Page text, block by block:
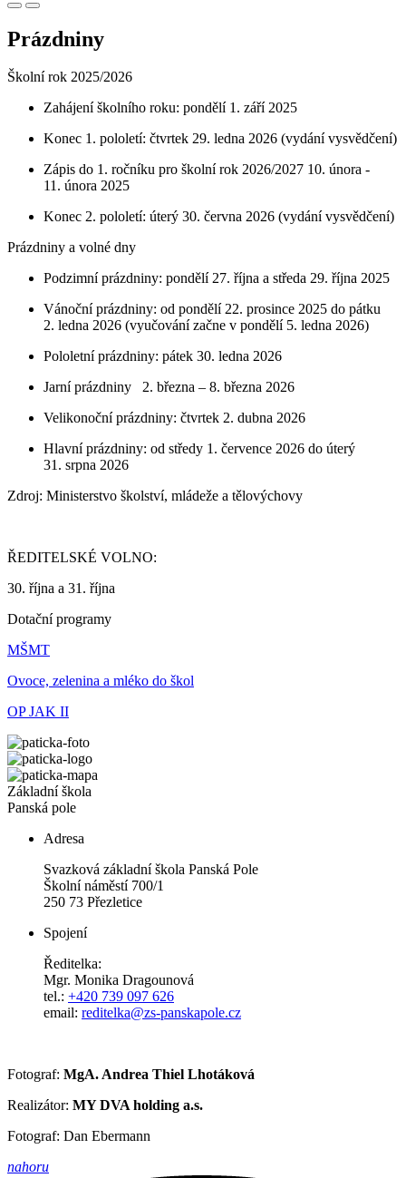
Prázdniny
Školní rok 2025/2026
Zahájení školního roku: pondělí 1. září 2025
Konec 1. pololetí: čtvrtek 29. ledna 2026 (vydání vysvědčení)
Zápis do 1. ročníku pro školní rok 2026/2027 10. února -
11. února 2025
Konec 2. pololetí: úterý 30. června 2026 (vydání vysvědčení)
Prázdniny a volné dny
Podzimní prázdniny: pondělí 27. října a středa 29. října 2025
Vánoční prázdniny: od pondělí 22. prosince 2025 do pátku
2. ledna 2026 (vyučování začne v pondělí 5. ledna 2026)
Pololetní prázdniny: pátek 30. ledna 2026
Jarní prázdniny 2. března – 8. března 2026
Velikonoční prázdniny: čtvrtek 2. dubna 2026
Hlavní prázdniny: od středy 1. července 2026 do úterý
31. srpna 2026
Zdroj: Ministerstvo školství, mládeže a tělovýchovy
ŘEDITELSKÉ VOLNO:
30. října a 31. října
Dotační programy
MŠMT
Ovoce, zelenina a mléko do škol
OP JAK II
Základní škola
Panská pole
Adresa
Svazková základní škola Panská Pole
Školní náměstí 700/1
250 73 Přezletice
Spojení
Ředitelka:
Mgr. Monika Dragounová
tel.: +420 739 097 626
email: reditelka@zs-panskapole.cz
Fotograf: MgA. Andrea Thiel Lhotáková
Realizátor: MY DVA holding a.s.
Fotograf: Dan Ebermann
nahoru